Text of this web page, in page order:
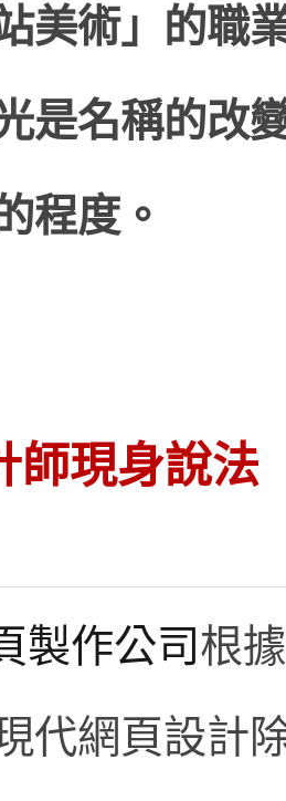
美術」的職
是名稱的改
程度。
師現身說法
製作公司根
代網頁設計